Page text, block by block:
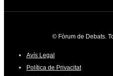
© Fòrum de Debats.
Avís Legal
Política de Privacitat